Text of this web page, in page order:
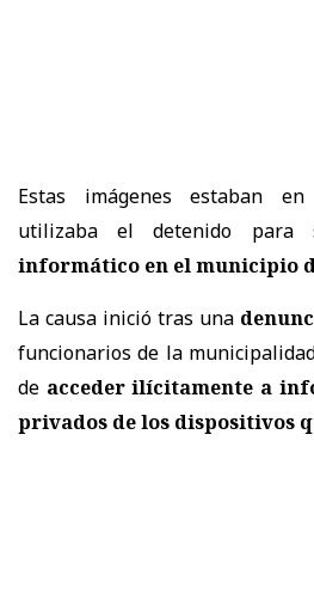
Estas imágenes estaban
utilizaba el detenido para
informático en el municipio
La causa inició tras una
funcionarios de la
de acceder ilícitamente a
privados de los dispositivos